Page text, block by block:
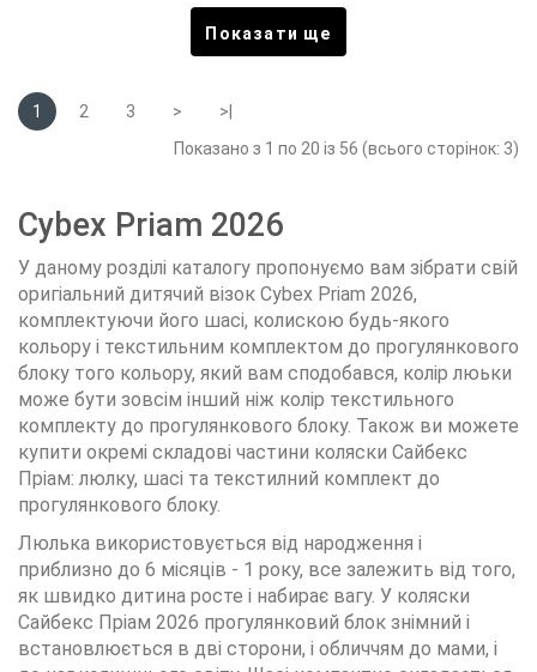
Показати ще
1 2 3 >
>|
Показано з 1 по 20 із 56 (всього сторінок: 3)
Cybex Priam 2026
У даному розділі каталогу пропонуємо вам зібрати свій
оригіальний дитячий візок Cybex Priam 2026,
комплектуючи його шасі, колискою будь-якого
кольору і текстильним комплектом до прогулянкового
блоку того кольору, який вам сподобався, колір люьки
може бути зовсім інший ніж колір текстильного
комплекту до прогулянкового блоку. Також ви можете
купити окремі складові частини коляски Сайбекс
Пріам: люлку, шасі та текстилний комплект до
прогулянкового блоку.
Люлька використовується від народження і
приблизно до 6 місяців - 1 року, все залежить від того,
як швидко дитина росте і набирає вагу. У коляски
Сайбекс Пріам 2026 прогулянковий блок знімний і
встановлюється в дві сторони, і обличчям до мами, і